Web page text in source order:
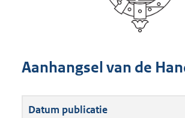
Aanhangsel van de